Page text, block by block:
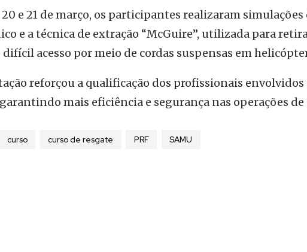
e 21 de março, os participantes realizaram simulações
e a técnica de extração “McGuire”, utilizada para
difícil acesso por meio de cordas suspensas em
reforçou a qualificação dos profissionais envolvidos
mais eficiência e segurança nas operações
curso curso de resgate PRF SAMU